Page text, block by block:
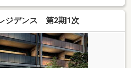
ジデンス 第2期1次